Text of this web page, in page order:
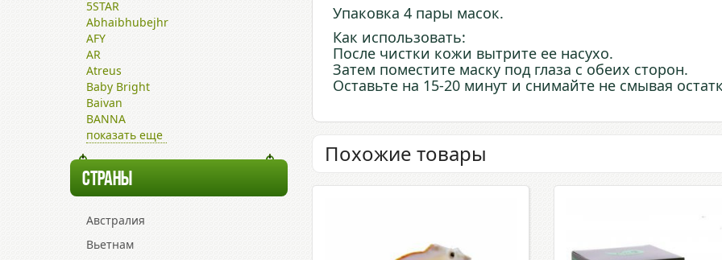
5STAR
Abhaibhubejhr
AFY
AR
Atreus
Baby Bright
Baivan
BANNA
показать еще
СТРАНЫ
Австралия
Вьетнам
Упаковка 4 пары масок.
Как использовать:
После чистки кожи вытрите ее насухо.
Затем поместите маску под глаза с обеих сторон.
Оставьте на 15-20 минут и снимайте не смывая
Похожие товары